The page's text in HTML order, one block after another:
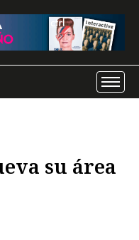
su área